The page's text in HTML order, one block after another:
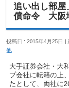
追い出し部
償命令 大阪
投稿日 : 2015年4月25日
他
大手証券会社・大
プ会社に転籍の上
たとして、両社に